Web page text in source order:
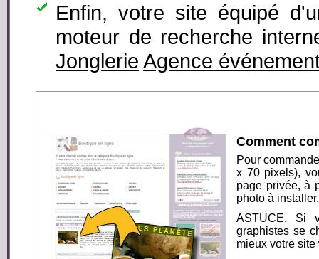
Enfin, votre site équipé
moteur de recherche
Jonglerie Agence
Comment
Pour
x 70 pixels),
page privée, à
photo à installer.
ASTUCE. Si
graphistes se
mieux votre site